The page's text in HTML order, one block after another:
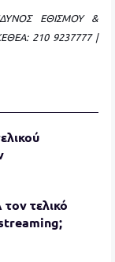
ΕΘΙΣΜΟΥ &
210 9237777 |
τελικό